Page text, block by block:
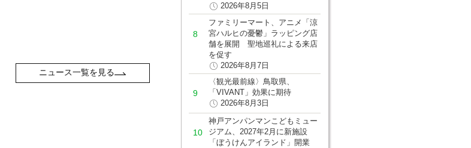
ニュース一覧を見る
2026年8月5日
ファミリーマート、アニメ「涼
宮ハルヒの憂鬱」ラッピング店
舗を展開 聖地巡礼による来店
を促す
2026年8月7日
〈観光最前線〉鳥取県、
「VIVANT」効果に期待
2026年8月3日
神戸アンパンマンこどもミュー
ジアム、2027年2月に新施設
「ぼうけんアイランド」開業